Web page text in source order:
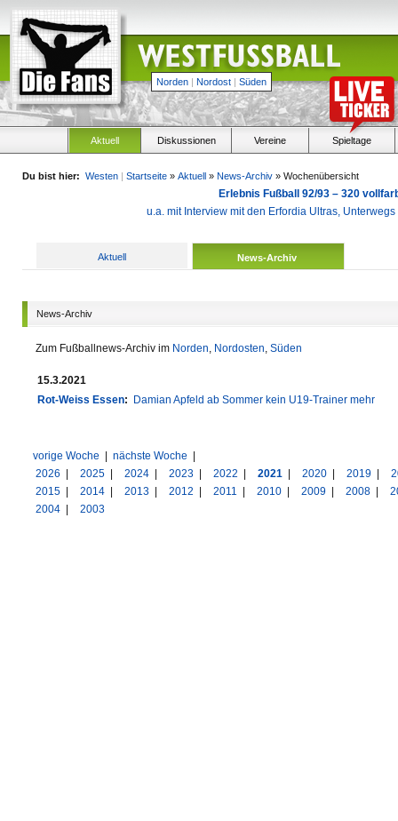
Norden | Nordost | Süden
Aktuell Diskussionen Vereine Spieltage
Du bist hier: Westen | Startseite » Aktuell » News-Archiv » Wochenübersicht
Erlebnis Fußball 92/93 – 320
u.a. mit Interview mit den Erfordia Ultras,
Aktuell News-Archiv
News-Archiv
Zum Fußballnews-Archiv im Norden, Nordosten, Süden
15.3.2021
Rot-Weiss Essen: Damian Apfeld ab Sommer kein U19-Trainer mehr
vorige Woche nächste Woche
2026
2025 2024 2023 2022 2021 2020 2019
2015
2014 2013 2012 2011 2010 2009 2008
2004
2003